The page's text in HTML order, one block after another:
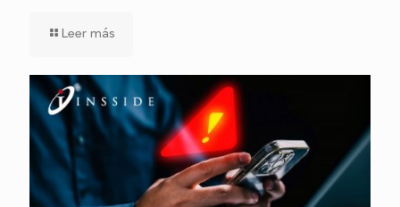
Leer más